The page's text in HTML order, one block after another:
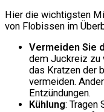
Hier die wichtigsten
von Flobissen im
Vermeiden Sie
dem Juckreiz zu
das Kratzen der
vermeiden.
Entzündungen.
Kühlung: Tragen